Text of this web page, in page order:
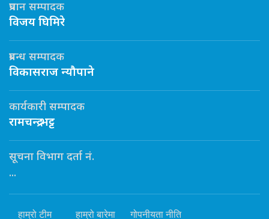
प्रधान सम्पादक
विजय घिमिरे
प्रबन्ध सम्पादक
विकासराज न्यौपाने
कार्यकारी सम्पादक
रामचन्द्र भट्ट
सूचना विभाग दर्ता नं.
...
हाम्रो टीम हाम्रो बारेमा गोपनीयता नीति